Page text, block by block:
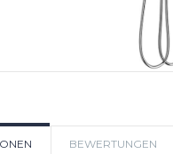
BEWERTUNGEN